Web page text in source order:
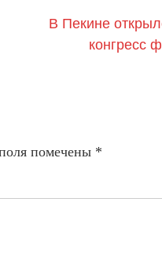
В Пекине
конгресс
помечены *